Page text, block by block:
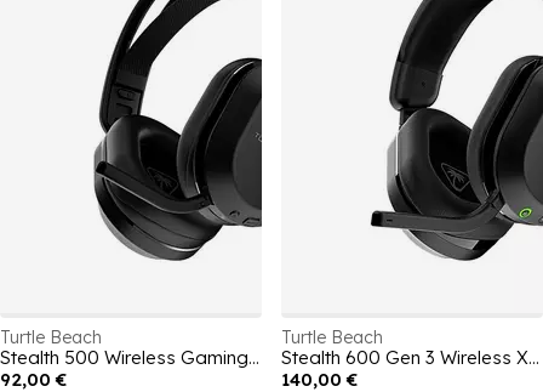
Turtle Beach
Stealth 500 Wireless Gaming Headset for Xbox - Black
92,00 €
Turtle Beach
Stealth 600 Gen 3 Wireless Xbox PC PS5 PS4 Headset - Black
140,00 €